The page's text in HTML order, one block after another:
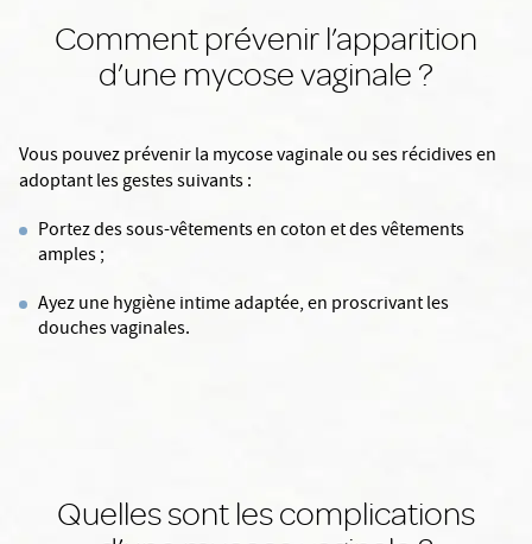
Comment prévenir l’apparition
d’une mycose vaginale ?
Vous pouvez prévenir la mycose vaginale ou ses récidives en
adoptant les gestes suivants :
Portez des sous-vêtements en coton et des vêtements
amples ;
Ayez une hygiène intime adaptée, en proscrivant les
douches vaginales.
Quelles sont les complications